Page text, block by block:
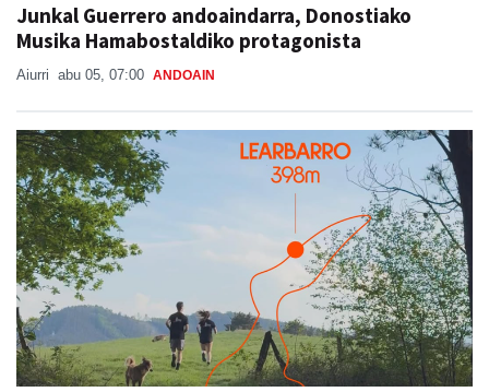
Junkal Guerrero andoaindarra, Donostiako
Musika Hamabostaldiko protagonista
Aiurri abu 05, 07:00 ANDOAIN